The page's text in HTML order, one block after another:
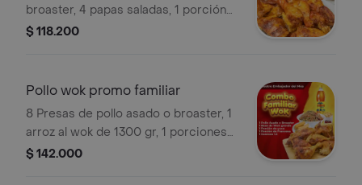
broaster, 4 papas saladas, 1 porción
papa a la francesa y bebida 1.5 lt.
$ 118.200
Pollo wok promo familiar
8 Presas de pollo asado o broaster, 1
arroz al wok de 1300 gr, 1 porciones
de papa francesa y 1 croqueta de
$ 142.000